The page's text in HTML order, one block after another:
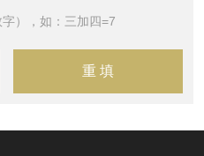
），如：三加四=7